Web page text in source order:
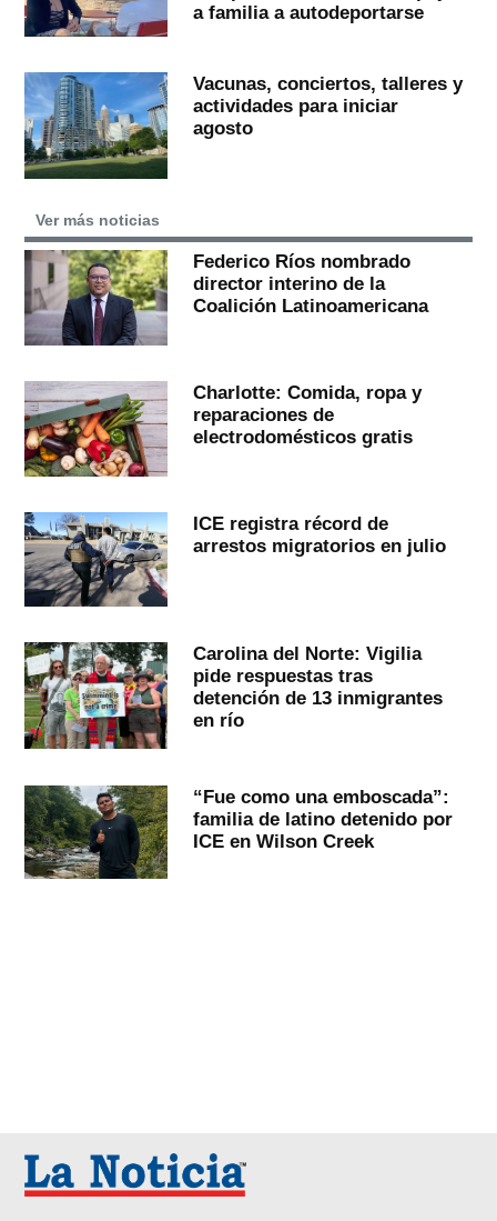
a familia a autodeportarse
Vacunas, conciertos, talleres y
actividades para iniciar
agosto
Ver más noticias
Federico Ríos nombrado
director interino de la
Coalición Latinoamericana
Charlotte: Comida, ropa y
reparaciones de
electrodomésticos gratis
ICE registra récord de
arrestos migratorios en julio
Carolina del Norte: Vigilia
pide respuestas tras
detención de 13 inmigrantes
en río
“Fue como una emboscada”:
familia de latino detenido por
ICE en Wilson Creek